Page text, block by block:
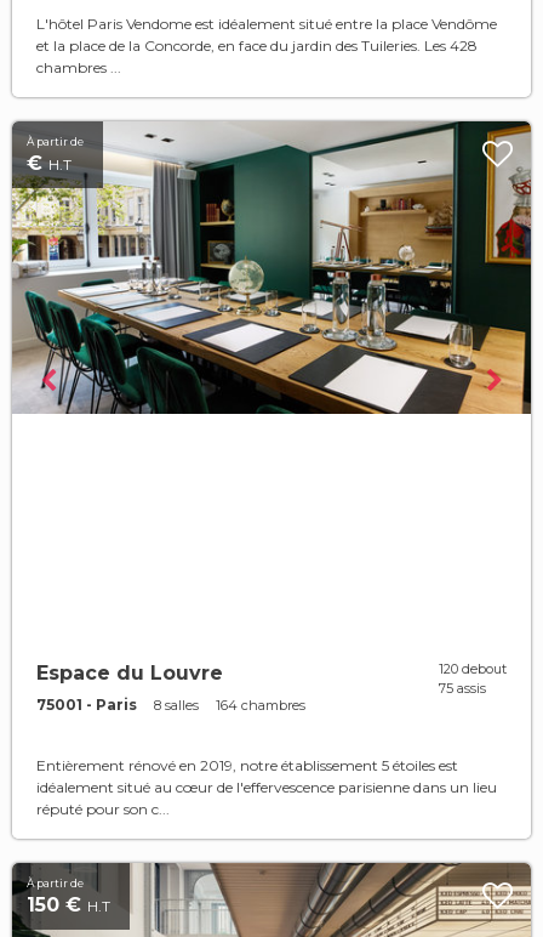
L'hôtel Paris Vendome est idéalement situé entre la place Vendôme
et la place de la Concorde, en face du jardin des Tuileries. Les 428
chambres ...
À partir de
€ H.T
Espace du Louvre
75001 - Paris 8 salles 164 chambres
120 debout
75 assis
Entièrement rénové en 2019, notre établissement 5 étoiles est
idéalement situé au cœur de l'effervescence parisienne dans un lieu
réputé pour son c...
À partir de
150 € H.T